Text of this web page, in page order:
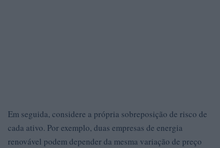
Em seguida, considere a própria sobreposição de risco de
cada ativo. Por exemplo, duas empresas de energia
renovável podem depender da mesma variação de preço